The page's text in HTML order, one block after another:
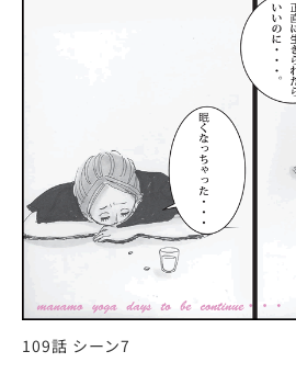
109話 シーン7